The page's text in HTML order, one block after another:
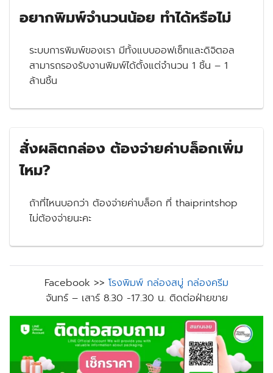
อยากพิมพ์จำนวนน้อย ทำได้หรือไม่
ระบบการพิมพ์ของเรา มีทั้งแบบออฟเซ็ทและดิจิตอล
สามารถรองรับงานพิมพ์ได้ตั้งแต่จำนวน 1 ชิ้น – 1
ล้านชิ้น
สั่งผลิตกล่อง ต้องจ่ายค่าบล็อกเพิ่ม
ไหม?
ถ้าที่ไหนบอกว่า ต้องจ่ายค่าบล็อก ที่ thaiprintshop
ไม่ต้องจ่ายนะคะ
Facebook >> โรงพิมพ์ กล่องสบู่ กล่องครีม
จันทร์ – เสาร์ 8.30 -17.30 น. ติดต่อฝ่ายขาย